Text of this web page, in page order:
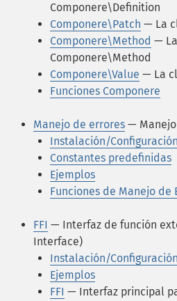
Componere\Definition
Componere\Patch — La
Componere\Method —
Componere\Method
Componere\Value — La
Funciones Componere
Manejo de errores —
Instalación/Configuración
Constantes predefinidas
Ejemplos
Funciones de Manejo de
FFI — Interfaz de función
Interface)
Instalación/Configuración
Ejemplos
FFI — Interfaz principal